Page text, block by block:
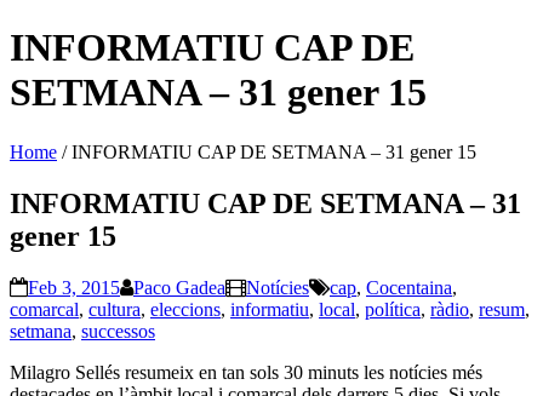
INFORMATIU CAP DE
SETMANA – 31 gener 15
Home /INFORMATIU CAP DE SETMANA – 31 gener 15
INFORMATIU CAP DE SETMANA – 31
gener 15
Feb 3, 2015 Paco Gadea Notícies cap, Cocentaina,
comarcal, cultura, eleccions, informatiu, local, política, ràdio, resum,
setmana, successos
Milagro Sellés resumeix en tan sols 30 minuts les notícies més